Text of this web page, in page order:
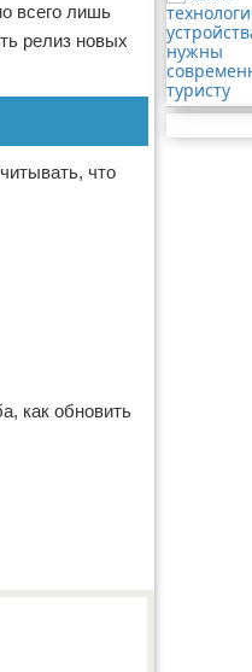
всего лишь
релиз новых
что
как обновить